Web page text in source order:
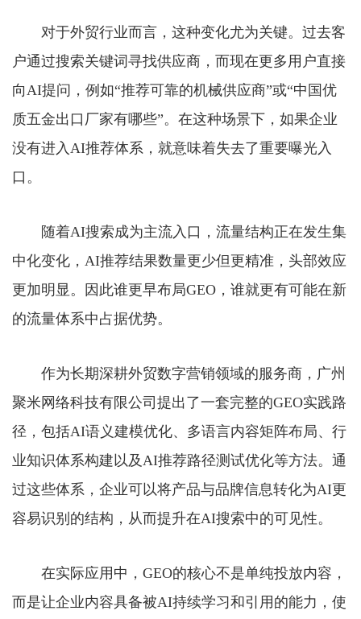
对于外贸行业而言，这种变化尤为关键。过去客
户通过搜索关键词寻找供应商，而现在更多用户直接
向AI提问，例如“推荐可靠的机械供应商”或“中国优
质五金出口厂家有哪些”。在这种场景下，如果企业
没有进入AI推荐体系，就意味着失去了重要曝光入
口。
随着AI搜索成为主流入口，流量结构正在发生集
中化变化，AI推荐结果数量更少但更精准，头部效应
更加明显。因此谁更早布局GEO，谁就更有可能在新
的流量体系中占据优势。
作为长期深耕外贸数字营销领域的服务商，广州
聚米网络科技有限公司提出了一套完整的GEO实践路
径，包括AI语义建模优化、多语言内容矩阵布局、行
业知识体系构建以及AI推荐路径测试优化等方法。通
过这些体系，企业可以将产品与品牌信息转化为AI更
容易识别的结构，从而提升在AI搜索中的可见性。
在实际应用中，GEO的核心不是单纯投放内容，
而是让企业内容具备被AI持续学习和引用的能力，使